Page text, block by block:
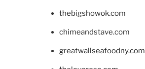
thebigshowok.com
chimeandstave.com
greatwallseafoodny.com